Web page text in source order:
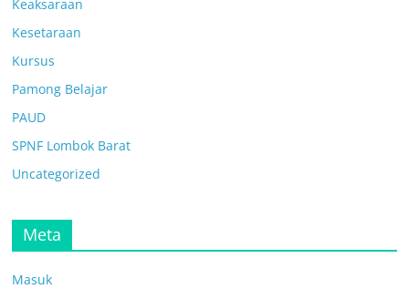
Keaksaraan
Kesetaraan
Kursus
Pamong Belajar
PAUD
SPNF Lombok Barat
Uncategorized
Meta
Masuk